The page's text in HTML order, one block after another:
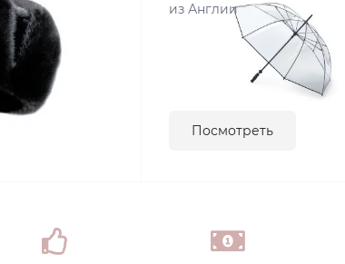
из Англии
Посмотреть